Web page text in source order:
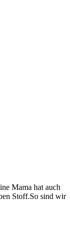
Mama hat auch
Stoff.So sind wir